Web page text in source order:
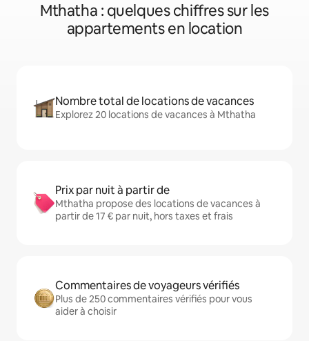
Mthatha : quelques chiffres sur les
appartements en location
Nombre total de locations de vacances
Explorez 20 locations de vacances à Mthatha
Prix par nuit à partir de
Mthatha propose des locations de vacances à
partir de 17 € par nuit, hors taxes et frais
Commentaires de voyageurs vérifiés
Plus de 250 commentaires vérifiés pour vous
aider à choisir